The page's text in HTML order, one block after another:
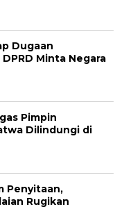
Dugaan
Minta Negara
Pimpin
Dilindungi di
Penyitaan,
Rugikan